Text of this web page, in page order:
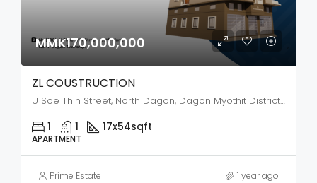
MMK170,000,000
ZL COUSTRUCTION
U Soe Thin Street, North Dagon, Dagon Myothit District, Yangon City, Yangon, 11421, Myanmar
1 1 17x54sqft
APARTMENT
Prime Estate 1 year ago